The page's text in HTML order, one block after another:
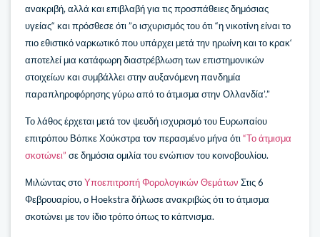
ανακριβή, αλλά και επιβλαβή για τις προσπάθειες δημόσιας
υγείας“ και πρόσθεσε ότι ”ο ισχυρισμός του ότι “η νικοτίνη είναι το
πιο εθιστικό ναρκωτικό που υπάρχει μετά την ηρωίνη και το κρακ‘
αποτελεί μια κατάφωρη διαστρέβλωση των επιστημονικών
στοιχείων και συμβάλλει στην αυξανόμενη πανδημία
παραπληροφόρησης γύρω από το άτμισμα στην Ολλανδία’.”
Το λάθος έρχεται μετά τον ψευδή ισχυρισμό του Ευρωπαίου
επιτρόπου Βόπκε Χούκστρα τον περασμένο μήνα ότι “Το άτμισμα
σκοτώνει” σε δημόσια ομιλία του ενώπιον του κοινοβουλίου.
Μιλώντας στοΥποεπιτροπή Φορολογικών Θεμάτων Στις 6
Φεβρουαρίου, ο Hoekstra δήλωσε ανακριβώς ότι το άτμισμα
σκοτώνει με τον ίδιο τρόπο όπως το κάπνισμα.